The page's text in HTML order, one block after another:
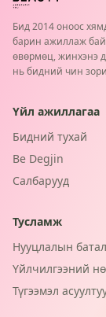
Бид 2014 оноос
барин ажиллаж
өвөрмөц, жинхэнэ
нь бидний чин
Үйл ажиллагаа
Бидний тухай
Be Degjin
Салбарууд
Тусламж
Нууцлалын
Үйлчилгээний
Түгээмэл